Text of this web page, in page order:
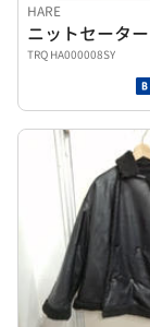
HARE
ニットセーター
TRQ HA000008SY